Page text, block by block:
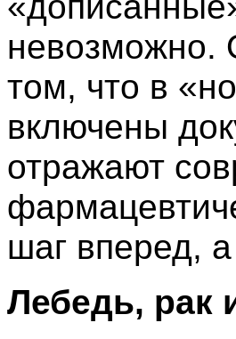
невозможно.
том, что в
включены
отражают
шаг вперед,
Лебедь, рак